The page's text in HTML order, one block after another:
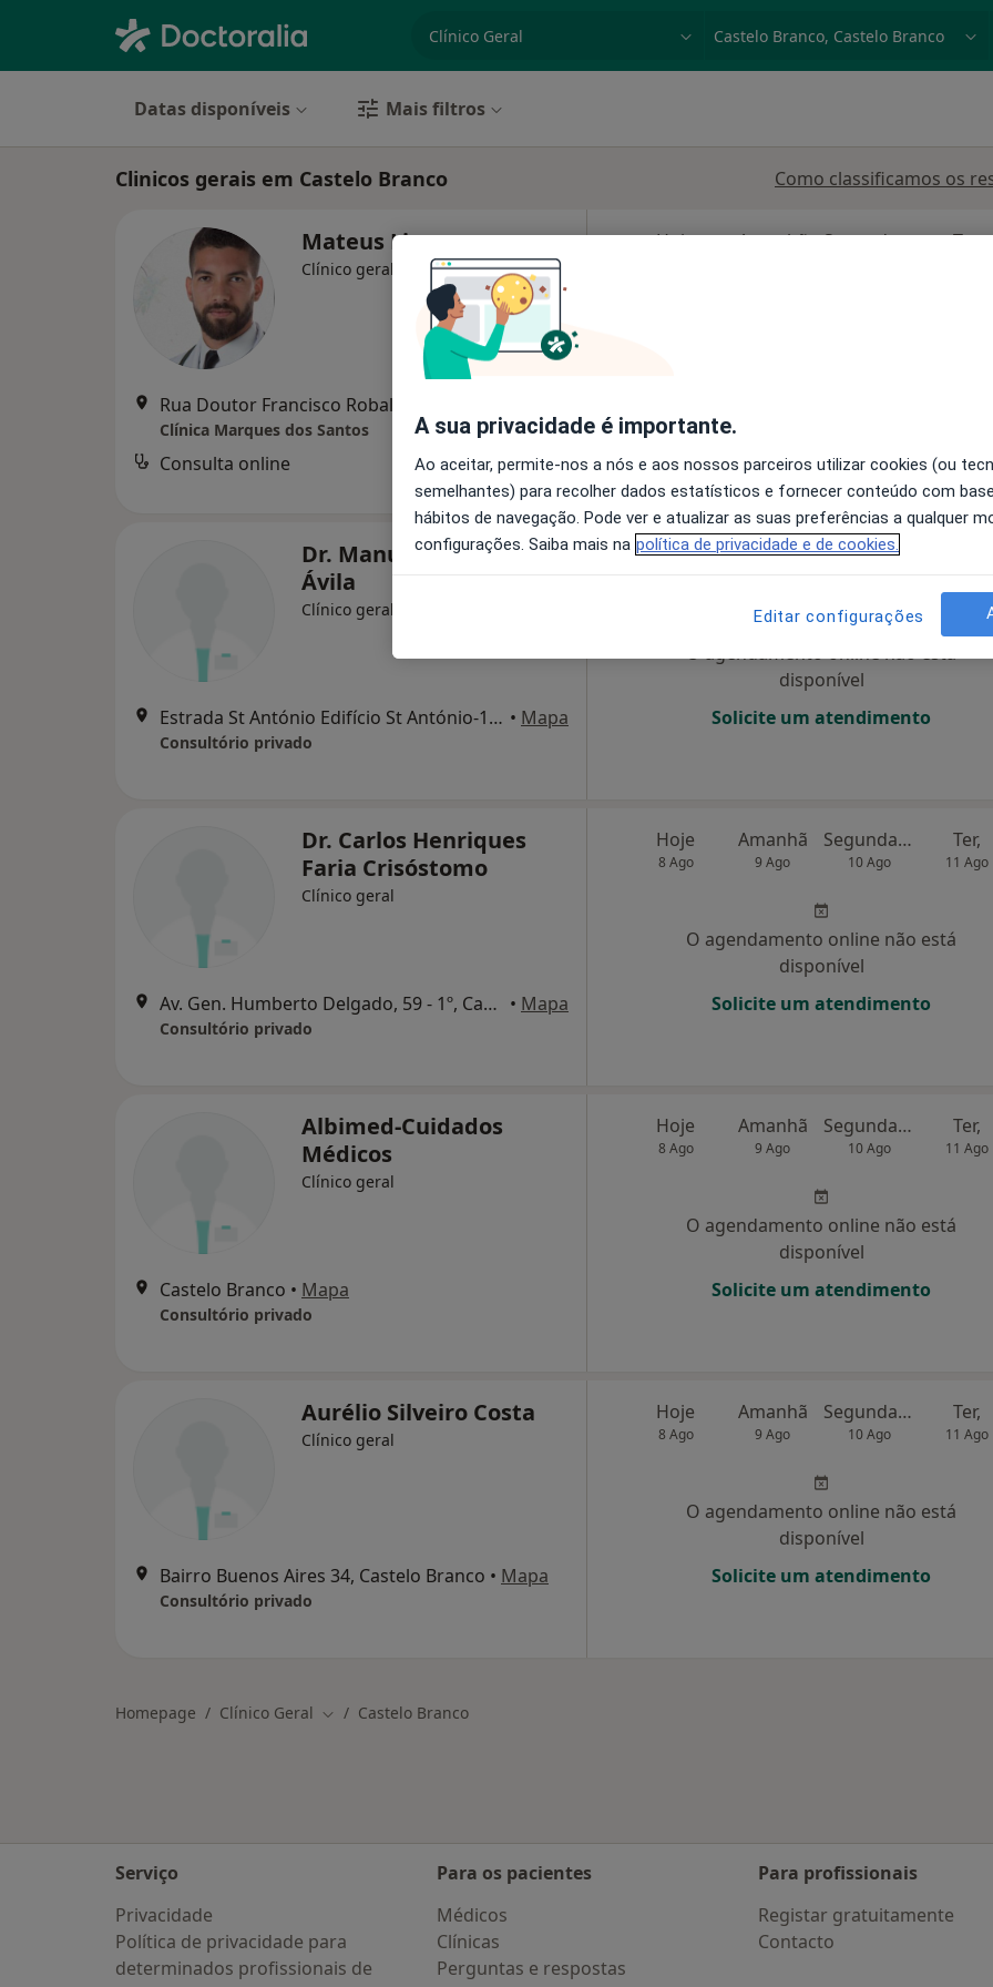
especialidade, doença ou nome
Datas disponíveis Mais filtros
Clinicos gerais em Castelo Branco Como classificamos os
Mateus Lins
Clínico geral
Clínica Marques dos Santos
Consulta online 60 €
Hoje Amanhã Segunda-feira Ter,
Dr. Manuel F Garcia
Ávila
Clínico geral
Estrada St António Edifício St António-19,2º-D, Alcains • Mapa
Consultório privado
Hoje Amanhã Segunda-feira
O agendamento online não está
disponível
Solicite um atendimento
Dr. Carlos Henriques
Faria Crisóstomo
Clínico geral
Av. Gen. Humberto Delgado, 59 - 1º, Castelo Branco • Mapa
Consultório privado
Hoje
8 Ago
Amanhã
9 Ago
Segunda-feira
10 Ago
Ter,
11 Ago
O agendamento online não está
disponível
Solicite um atendimento
Albimed-Cuidados
Médicos
Clínico geral
Castelo Branco • Mapa
Consultório privado
Hoje
8 Ago
Amanhã
9 Ago
Segunda-feira
10 Ago
Ter,
11 Ago
O agendamento online não está
disponível
Solicite um atendimento
Aurélio Silveiro Costa
Clínico geral
Bairro Buenos Aires 34, Castelo Branco • Mapa
Consultório privado
Hoje
8 Ago
Amanhã
9 Ago
Segunda-feira
10 Ago
Ter,
11 Ago
O agendamento online não está
disponível
Solicite um atendimento
Homepage Clínico Geral Mudar de cidade
Castelo Branco
Serviço
Privacidade
Política de privacidade para
determinados profissionais de
Para os pacientes
Médicos
Clínicas
Perguntas e respostas
Para profissionais
Registar gratuitamente
Contacto
A sua privacidade é importante.
Ao aceitar, permite-nos a nós e aos nossos parceiros utilizar cookies (ou
semelhantes) para recolher dados estatísticos e fornecer conteúdo com
hábitos de navegação. Pode ver e atualizar as suas preferências a qualquer
configurações. Saiba mais na política de privacidade e de cookies.
Editar configurações